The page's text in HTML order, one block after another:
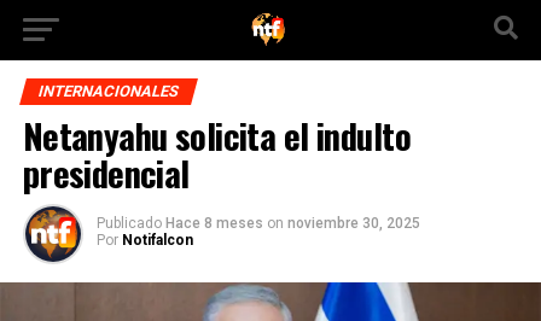
INTERNACIONALES
Netanyahu solicita el indulto
presidencial
Publicado Hace 8 meses on noviembre 30, 2025
Por Notifalcon